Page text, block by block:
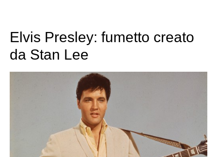
Elvis Presley: fumetto creato
da Stan Lee